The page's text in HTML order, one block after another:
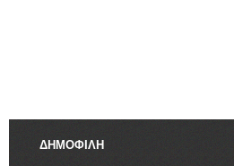
ΔΗΜΟΦΙΛΗ